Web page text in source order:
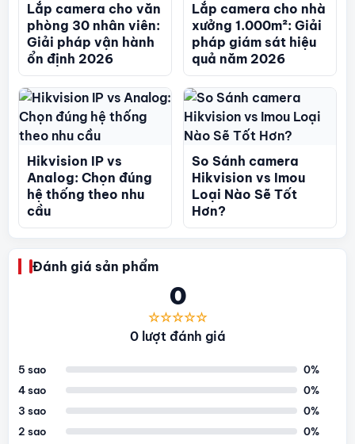
Lắp camera cho văn
phòng 30 nhân viên:
Giải pháp vận hành
ổn định 2026
Lắp camera cho nhà
xưởng 1.000m²: Giải
pháp giám sát hiệu
quả năm 2026
Hikvision IP vs
Analog: Chọn đúng
hệ thống theo nhu
cầu
So Sánh camera
Hikvision vs Imou
Loại Nào Sẽ Tốt
Hơn?
Đánh giá sản phẩm
0
☆☆☆☆☆
0 lượt đánh giá
5 sao
0%
4 sao
0%
3 sao
0%
2 sao
0%